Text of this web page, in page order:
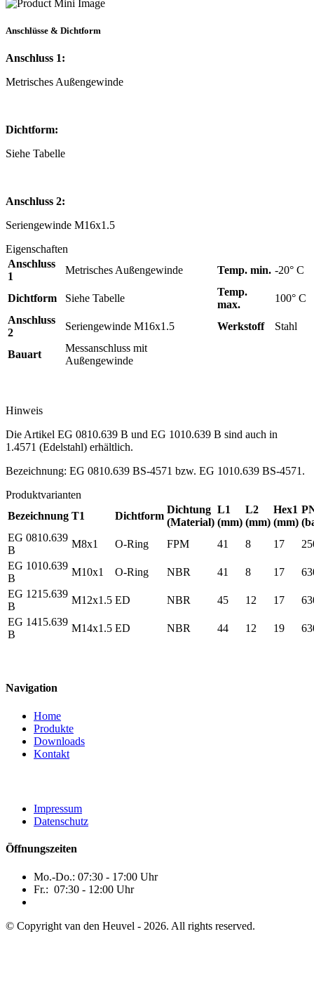
Anschlüsse & Dichtform
Anschluss 1:
Metrisches Außengewinde
Dichtform:
Siehe Tabelle
Anschluss 2:
Seriengewinde M16x1.5
Eigenschaften
Anschluss
1
Metrisches Außengewinde Temp. min. -20° C
Dichtform Siehe Tabelle
Temp.
max.
100° C
Anschluss
2
Seriengewinde M16x1.5 Werkstoff Stahl
Bauart
Messanschluss mit
Außengewinde
Hinweis
Die Artikel EG 0810.639 B und EG 1010.639 B sind auch in
1.4571 (Edelstahl) erhältlich.
Bezeichnung: EG 0810.639 BS-4571 bzw. EG 1010.639 BS-4571.
Produktvarianten
Bezeichnung T1 Dichtform
Dichtung
(Material)
L1
(mm)
L2
(mm)
Hex1
(mm)
EG 0810.639
B
M8x1 O-Ring FPM 41 8 17
EG 1010.639
B
M10x1 O-Ring NBR 41 8 17
EG 1215.639
B
M12x1.5 ED NBR 45 12 17
EG 1415.639
B
M14x1.5 ED NBR 44 12 19
Navigation
Home
Produkte
Downloads
Kontakt
Impressum
Datenschutz
Öffnungszeiten
Mo.-Do.: 07:30 - 17:00 Uhr
Fr.: 07:30 - 12:00 Uhr
© Copyright van den Heuvel - 2026. All rights reserved.